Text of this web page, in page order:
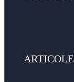
ARTICOLE